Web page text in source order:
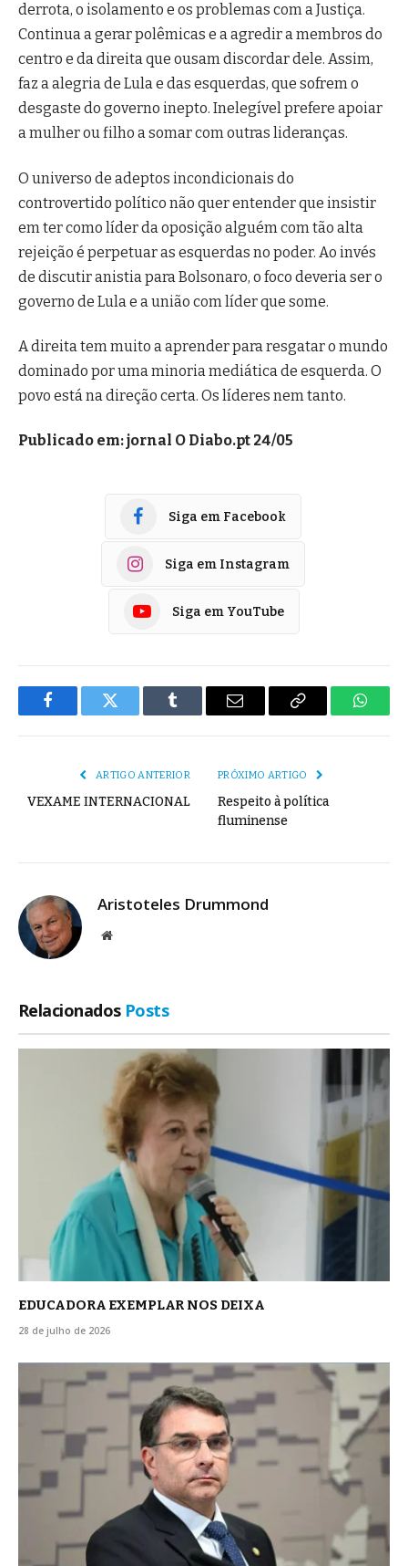
derrota, o isolamento e os problemas com a Justiça.
Continua a gerar polêmicas e a agredir a membros do
centro e da direita que ousam discordar dele. Assim,
faz a alegria de Lula e das esquerdas, que sofrem o
desgaste do governo inepto. Inelegível prefere apoiar
a mulher ou filho a somar com outras lideranças.
O universo de adeptos incondicionais do
controvertido político não quer entender que insistir
em ter como líder da oposição alguém com tão alta
rejeição é perpetuar as esquerdas no poder. Ao invés
de discutir anistia para Bolsonaro, o foco deveria ser o
governo de Lula e a união com líder que some.
A direita tem muito a aprender para resgatar o mundo
dominado por uma minoria mediática de esquerda. O
povo está na direção certa. Os líderes nem tanto.
Publicado em: jornal O Diabo.pt 24/05
Siga em Facebook
Siga em Instagram
Siga em YouTube
FacebookTwitter Tumblr
E-
Copiar
ARTIGO ANTERIOR
VEXAME INTERNACIONAL
PRÓXIMO ARTIGO
Respeito à política
fluminense
Aristoteles Drummond
Site
Relacionados Posts
EDUCADORA EXEMPLAR NOS DEIXA
28 de julho de 2026